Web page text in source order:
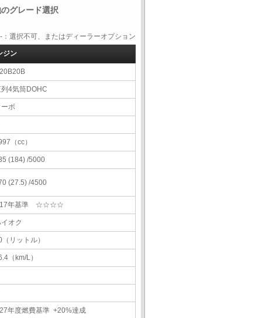
グレード選択
択不可、またはディーラーオプション
ジン
4気筒DOHC
ーボ
（cc）
(184) /5000
(27.5) /4500
年基準 ☆☆☆☆
オク
（リットル）
（km/L）
年度燃費基準 +20%達成